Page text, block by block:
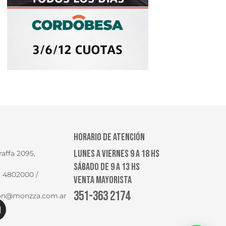
2095,
4802000 /
HORARIO DE ATENCIÓN
LUNES A VIERNES 9 A 18 HS
SÁBADO DE 9 A 13 HS
VENTA MAYORISTA
351-363 2174